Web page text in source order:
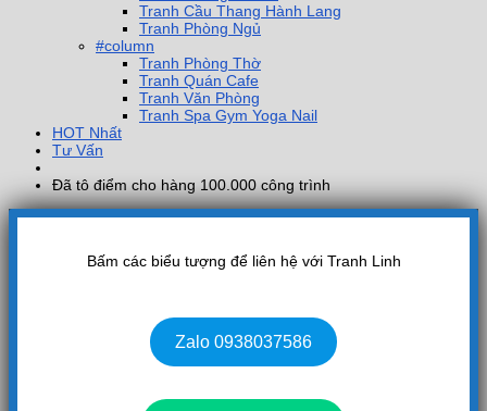
Tranh Cầu Thang Hành Lang
Tranh Phòng Ngủ
#column
Tranh Phòng Thờ
Tranh Quán Cafe
Tranh Văn Phòng
Tranh Spa Gym Yoga Nail
HOT Nhất
Tư Vấn
Đã tô điểm cho hàng 100.000 công trình
Bấm các biểu tượng để liên hệ với Tranh Linh
Zalo 0938037586